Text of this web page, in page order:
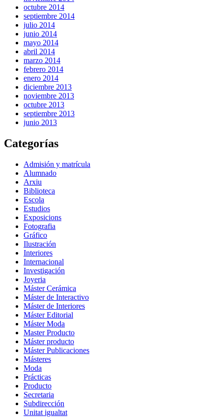
octubre 2014
septiembre 2014
julio 2014
junio 2014
mayo 2014
abril 2014
marzo 2014
febrero 2014
enero 2014
diciembre 2013
noviembre 2013
octubre 2013
septiembre 2013
junio 2013
Categorías
Admisión y matrícula
Alumnado
Arxiu
Biblioteca
Escola
Estudios
Exposicions
Fotografia
Gráfico
Ilustración
Interiores
Internacional
Investigación
Joyeria
Máster Cerámica
Máster de Interactivo
Máster de Interiores
Máster Editorial
Máster Moda
Master Producto
Máster producto
Máster Publicaciones
Másteres
Moda
Prácticas
Producto
Secretaria
Subdirección
Unitat igualtat